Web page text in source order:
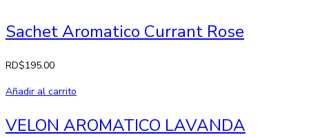
Sachet Aromatico Currant Rose
RD$195.00
Añadir al carrito
VELON AROMATICO LAVANDA